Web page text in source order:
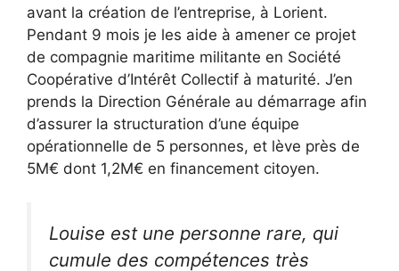
avant la création de l’entreprise, à Lorient.
Pendant 9 mois je les aide à amener ce projet
de compagnie maritime militante en Société
Coopérative d’Intérêt Collectif à maturité. J’en
prends la Direction Générale au démarrage afin
d’assurer la structuration d’une équipe
opérationnelle de 5 personnes, et lève près de
5M€ dont 1,2M€ en financement citoyen.
Louise est une personne rare, qui
cumule des compétences très